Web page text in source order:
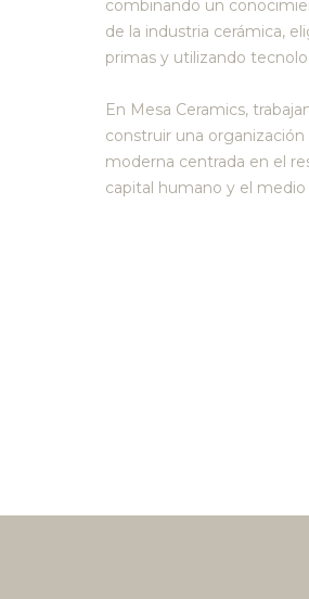
combinando un
de la industria cerámica,
primas y utilizando
En Mesa Ceramics,
construir una
moderna centrada en el
capital humano y el